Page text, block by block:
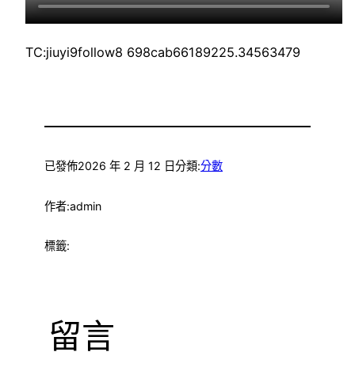
TC:jiuyi9follow8 698cab66189225.34563479
已發佈2026 年 2 月 12 日分類:分數
作者:admin
標籤:
留言